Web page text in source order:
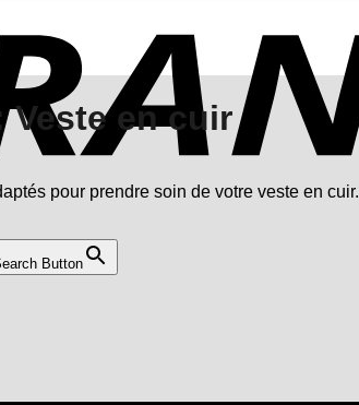
Veste en cuir
pour prendre soin de votre veste en cuir.
Button